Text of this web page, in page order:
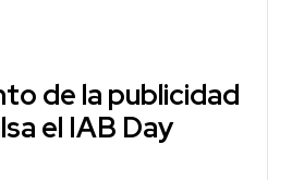
de la publicidad
el IAB Day